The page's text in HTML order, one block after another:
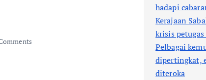
hadapi
Kerajaan
krisis
Pelbagai
dipertingkat,
diteroka